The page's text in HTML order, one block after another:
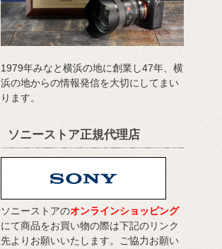
1979年みなと横浜の地に創業し47年、横
浜の地からの情報発信を大切にしてまい
ります。
ソニーストア正規代理店
ソニーストアのオンラインショッピング
にて商品をお買い物の際は下記のリンク
先よりお願いいたします。ご協力お願い